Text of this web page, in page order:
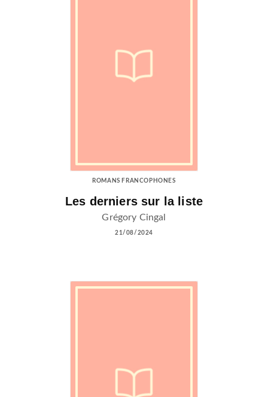
ROMANS FRANCOPHONES
Les derniers sur la liste
Grégory Cingal
21/08/2024